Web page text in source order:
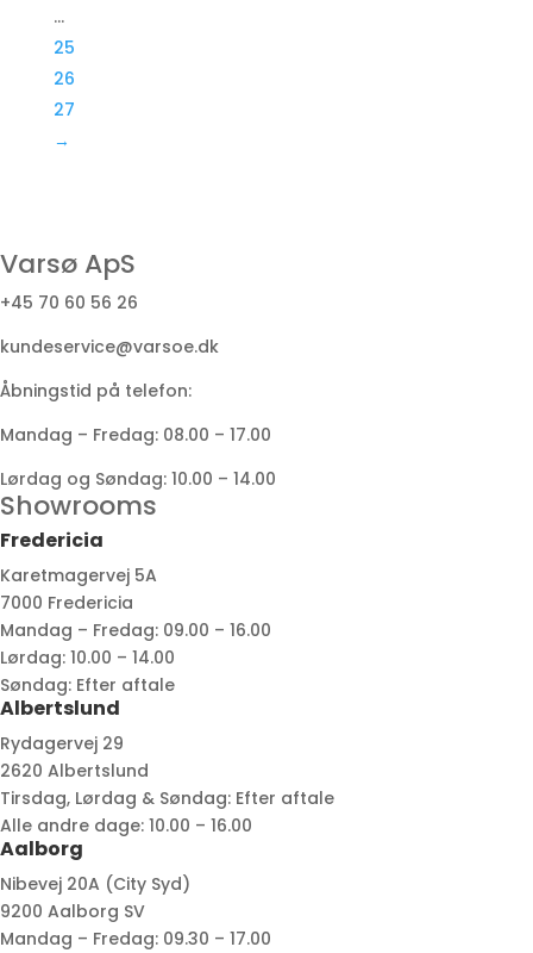
…
25
26
27
→
Varsø ApS
+45 70 60 56 26
kundeservice@varsoe.dk
Åbningstid på telefon:
Mandag – Fredag: 08.00 – 17.00
Lørdag og Søndag: 10.00 – 14.00
Showrooms
Fredericia
Karetmagervej 5A
7000 Fredericia
Mandag – Fredag: 09.00 – 16.00
Lørdag: 10.00 – 14.00
Søndag: Efter aftale
Albertslund
Rydagervej 29
2620 Albertslund
Tirsdag, Lørdag & Søndag: Efter aftale
Alle andre dage: 10.00 – 16.00
Aalborg
Nibevej 20A (City Syd)
9200 Aalborg SV
Mandag – Fredag: 09.30 – 17.00